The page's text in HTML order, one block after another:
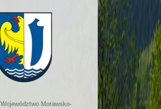
Województwo Morawsko-